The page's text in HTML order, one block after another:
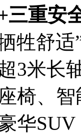
三重安
舒适
3米长
椅、
华